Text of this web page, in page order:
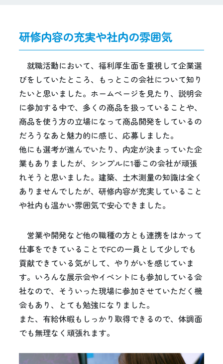
研修内容の充実や社内の雰囲気
就職活動において、福利厚生面を重視して企業選
びをしていたところ、もっとこの会社について知り
たいと思いました。ホームページを見たり、説明会
に参加する中で、多くの商品を扱っていることや、
商品を使う方の立場になって商品開発をしているの
だろうなあと魅力的に感じ、応募しました。
他にも選考が進んでいたり、内定が決まっていた企
業もありましたが、シンプルに1番この会社が頑張
れそうと思いました。建築、土木測量の知識は全く
ありませんでしたが、研修内容が充実していること
や社内も温かい雰囲気で安心できました。
営業や開発など他の職種の方とも連携をはかって
仕事をできていることでFCの一員として少しでも
貢献できている気がして、やりがいを感じていま
す。いろんな展示会やイベントにも参加している会
社なので、そういった現場に参加させていただく機
会もあり、とても勉強になりました。
また、有給休暇もしっかり取得できるので、体調面
でも無理なく頑張れます。